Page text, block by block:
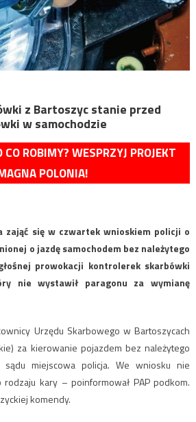
z Bartoszyc stanie przed
w samochodzie
ROBIMY? WESPRZYJ PROJEKT
POLONIA!
zająć się w czwartek wnioskiem policji o
o jazdę samochodem bez należytego
prowokacji kontrolerek skarbówki
nie wystawił paragonu za wymianę
Urzędu Skarbowego w Bartoszycach
za kierowanie pojazdem bez należytego
sądu miejscowa policja. We wniosku nie
kary – poinformował PAP podkom.
komendy.